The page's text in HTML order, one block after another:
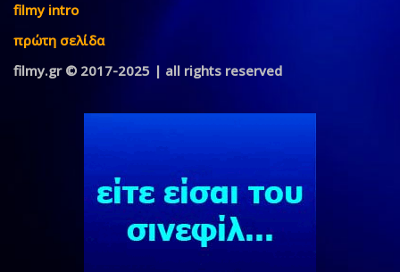
filmy intro
πρώτη σελίδα
filmy.gr © 2017-2025 | all rights reserved